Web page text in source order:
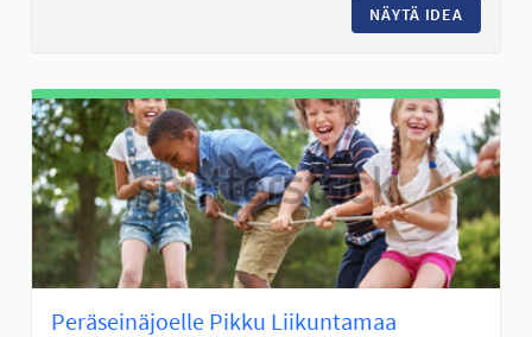
NÄYTÄ IDEA
Peräseinäjoelle Pikku Liikuntamaa